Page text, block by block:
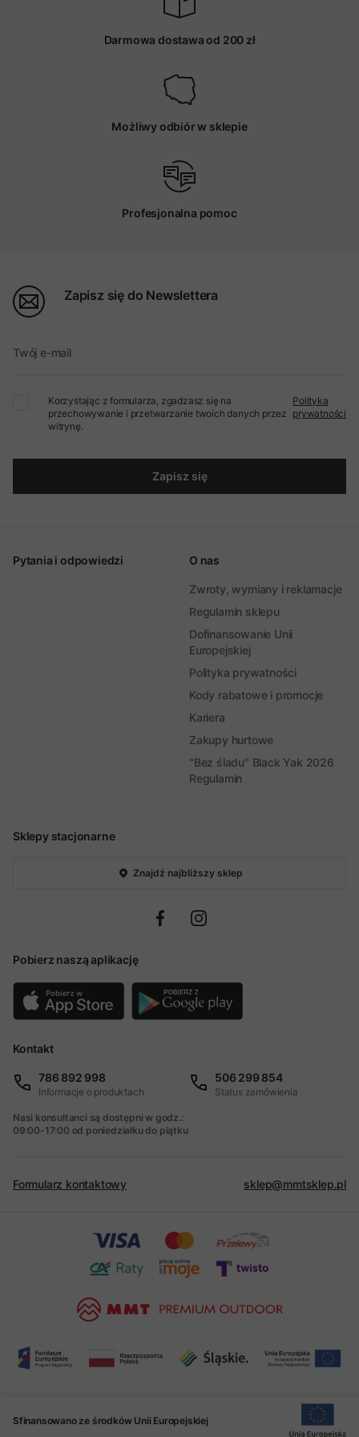
Darmowa dostawa od 200 zł
Możliwy odbiór w sklepie
Profesjonalna pomoc
Zapisz się do Newslettera
Twój e-mail
Korzystając z formularza, zgadzasz się na
przechowywanie i przetwarzanie twoich danych przez
witrynę.
Polityka
prywatności
Zapisz się
Sklepy stacjonarne
Znajdź najbliższy sklep
Pobierz naszą aplikację
Pytania i odpowiedzi O nas
Zwroty, wymiany i reklamacje
Regulamin sklepu
Dofinansowanie Unii
Europejskiej
Polityka prywatności
Kody rabatowe i promocje
Kariera
Zakupy hurtowe
"Bez śladu" Black Yak 2026
Regulamin
Kontakt
786 892 998
Informacje o produktach
506 299 854
Status zamówienia
Nasi konsultanci są dostępni w godz.:
09:00-17:00 od poniedziałku do piątku
Formularz kontaktowy sklep@mmtsklep.pl
Sfinansowano ze środków Unii Europejskiej